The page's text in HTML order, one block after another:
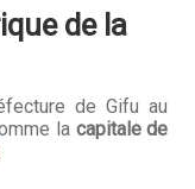
de la
de Gifu au
la capitale de